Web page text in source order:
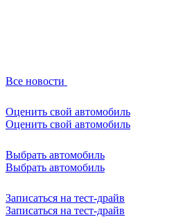
Все новости
Оценить свой автомобиль
Оценить свой автомобиль
Выбрать автомобиль
Выбрать автомобиль
Записаться на тест-драйв
Записаться на тест-драйв